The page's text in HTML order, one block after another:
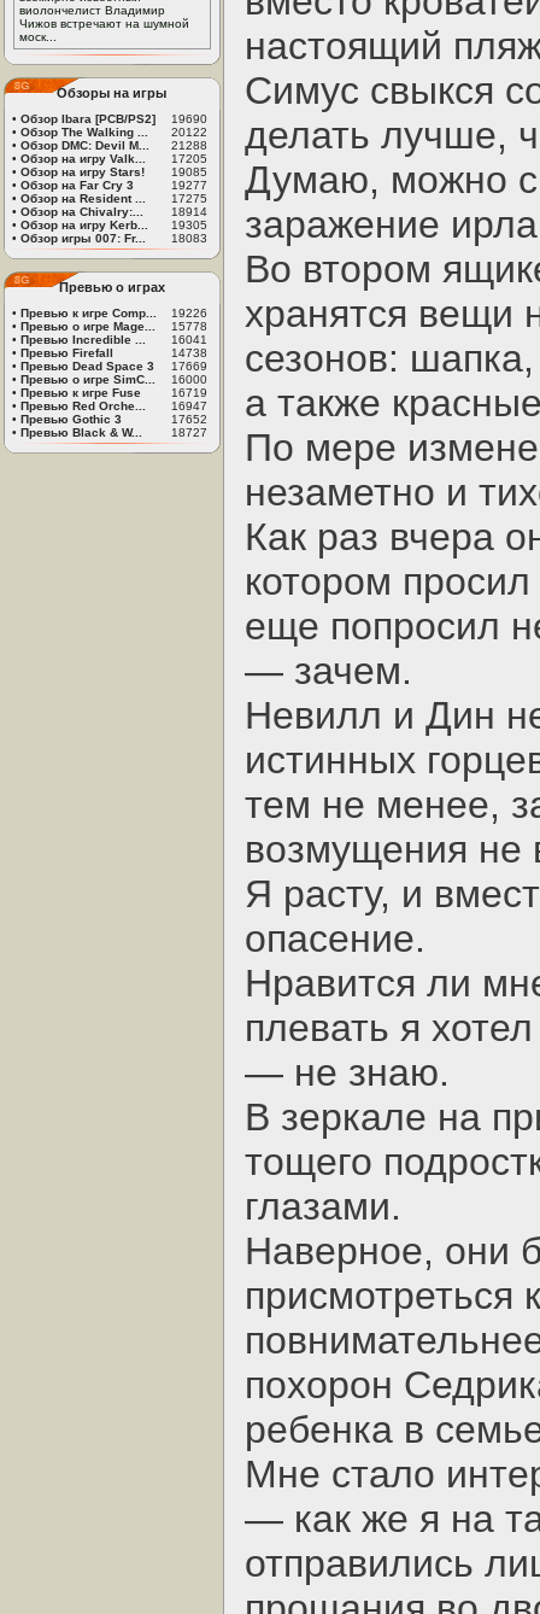
виолончелист Владимир
Чижов встречают на шумной
моск...
Обзоры на игры
• Обзор Ibara [PCB/PS2]
19690
• Обзор The Walking ...
20122
• Обзор DMC: Devil M...
21288
• Обзор на игру Valk...
17205
• Обзор на игру Stars!
19085
• Обзор на Far Cry 3
19277
• Обзор на Resident ...
17275
• Обзор на Chivalry:...
18914
• Обзор на игру Kerb...
19305
• Обзор игры 007: Fr... 18083
Превью о играх
• Превью к игре Comp...
19226
• Превью о игре Mage...
15778
• Превью Incredible ...
16041
• Превью Firefall
14738
• Превью Dead Space 3
17669
• Превью о игре SimC...
16000
• Превью к игре Fuse
16719
• Превью Red Orche...
16947
• Превью Gothic 3
17652
• Превью Black & W... 18727
настоящий
Симус свыкся
делать лучше,
Думаю, можно
заражение
Во втором
хранятся вещи
сезонов:
а также
По мере
незаметно и
Как раз вчера
котором
еще попросил
— зачем.
Невилл и Дин
истинных
тем не менее,
возмущения не
Я расту, и
опасение.
Нравится ли
плевать я
— не знаю.
В зеркале на
тощего
глазами.
Наверное, они
присмотреться
похорон
ребенка в
Мне стало
— как же я на
отправились